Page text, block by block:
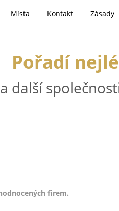
Místa Kontakt Zásady
Pořadí
a další
firem.